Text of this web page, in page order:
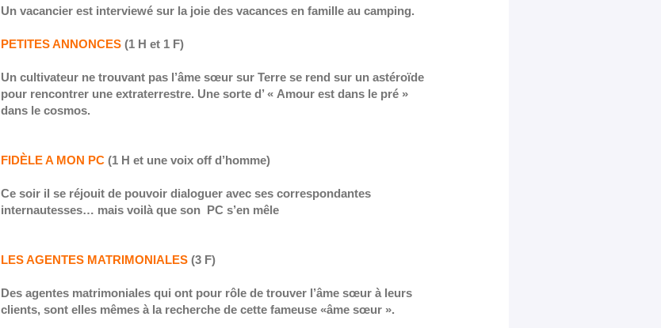
Un vacancier est interviewé sur la joie des vacances en famille au camping.
PETITES ANNONCES(1 H et 1 F)
Un cultivateur ne trouvant pas l’âme sœur sur Terre se rend sur un astéroïde
pour rencontrer une extraterrestre. Une sorte d’ « Amour est dans le pré »
dans le cosmos.
FIDÈLE A MON PC(1 H et une voix off d’homme)
Ce soir il se réjouit de pouvoir dialoguer avec ses correspondantes
internautesses… mais voilà que son PC s’en mêle
LES AGENTES MATRIMONIALES(3 F)
Des agentes matrimoniales qui ont pour rôle de trouver l’âme sœur à leurs
clients, sont elles mêmes à la recherche de cette fameuse «âme sœur ».